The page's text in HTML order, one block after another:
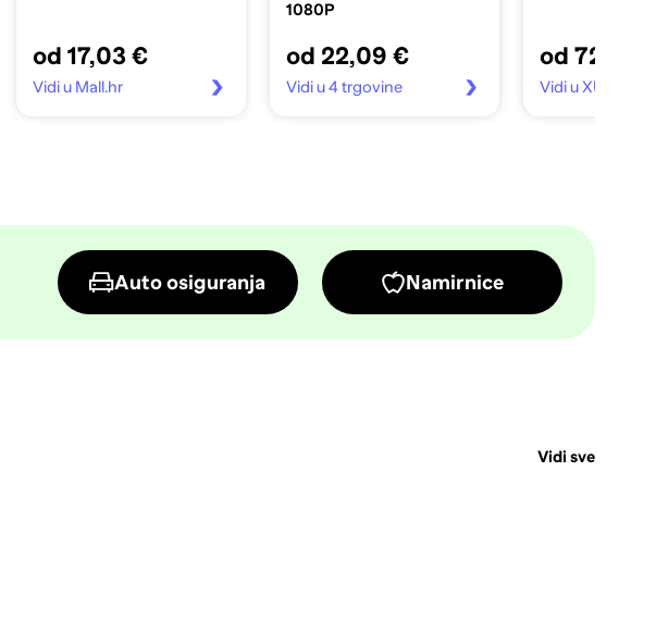
od 17,03 €
Vidi u Mall.hr
1080P
od 22,09 €
Vidi u 4 trgovine
od 72,38
Vidi u XUPE
Auto osiguranja Namirnice
Vidi sve